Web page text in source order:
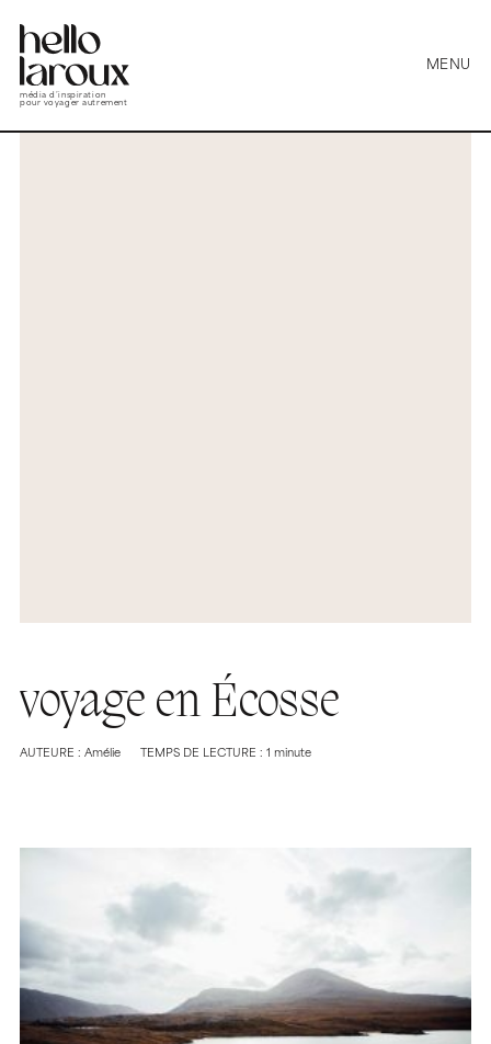
média d’inspiration
pour voyager autrement
MENU
voyage en Écosse
AUTEURE : Amélie TEMPS DE LECTURE : 1 minute